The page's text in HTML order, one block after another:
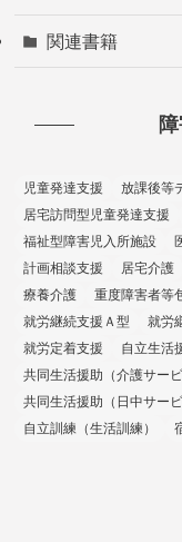
関連書籍
児童発達支援 放課後等
居宅訪問型児童発達支援
福祉型障害児入所施設
計画相談支援
居宅介護
療養介護
重度障害者等
就労継続支援Ａ型
就労
就労定着支援
自立生活
共同生活援助（介護サービ
共同生活援助（日中サービ
自立訓練（生活訓練）